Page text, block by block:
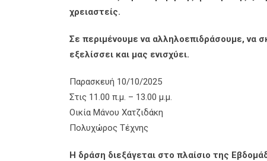
χρειαστείς.
Σε περιμένουμε να αλληλοεπιδράσουμε, να
εξελίσσει και μας ενισχύει.
Παρασκευή 10/10/2025
Στις 11.00 π.μ. – 13.00 μ.μ.
Οικία Μάνου Χατζιδάκη
Πολυχώρος Τέχνης
Η δράση διεξάγεται στο πλαίσιο της